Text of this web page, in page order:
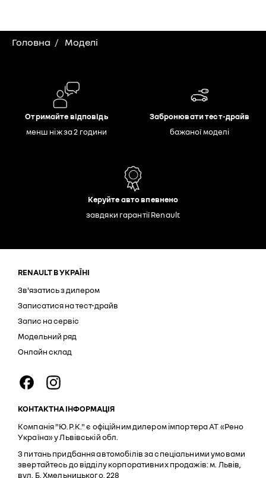
Головна Моделі
Отримайте відповідь
менш ніж за 2 години
Забронювати тест-драйв
бажаної моделі
Керуйте авто впевнено
завдяки гарантії Renault
RENAULT В УКРАЇНІ
Зв'язатись з дилером
Записатися на тест-драйв
Запис на сервіс
Модельний ряд
Онлайн склад
КОНТАКТНА ІНФОРМАЦІЯ
Компанія "Ю.Р.К." є офіційним дилером імпортера АТ «Рено
Україна» у Львівській обл.
З питань придбання автомобілів за спеціальними умовами
звертайтесь до відділу корпоративних продажів: м. Львів,
вул. Б. Хмельницького, 228